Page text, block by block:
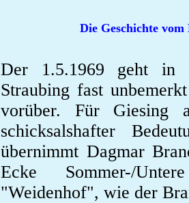
Die Geschichte
Der 1.5.1969 geht in
Straubing fast
vorüber. Für Giesing
schicksalshafter
übernimmt Dagmar
Ecke Sommer-/
"Weidenhof", wie der